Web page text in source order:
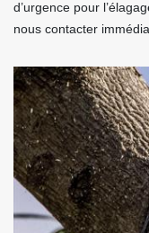
d’urgence pour
nous contacter